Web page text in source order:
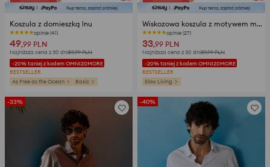
Koszula z domieszką lnu
opinie (41)
49,99 PLN
Najniższa cena z 30 dni59,99PLN
-20% taniej z kodem OMNI20MORE
BESTSELLER
As Free as the Ocean
Basic
Wiskozowa koszula z motywem morskim
opinie (27)
33,99 PLN
Najniższa cena z 30 dni39,99PLN
-20% taniej z kodem OMNI20MORE
BESTSELLER
Slow Living
-33% -40%